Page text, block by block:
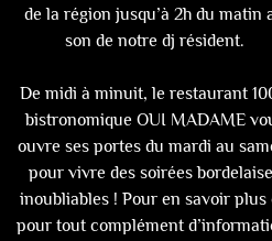
de la région jusqu’à 2h du matin
son de notre dj résident.
De midi à minuit, le restaurant
bistronomique OUI MADAME
ouvre ses portes du mardi au
pour vivre des soirées
inoubliables ! Pour en savoir plus
pour tout complément